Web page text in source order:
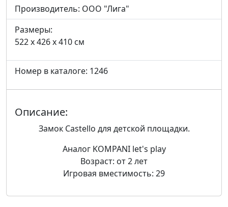
Производитель: ООО "Лига"
Размеры:
522 x 426 x 410 см
Номер в каталоге: 1246
Описание:
Замок Castello для детской площадки.
Аналог KOMPANI let's play
Возраст: от 2 лет
Игровая вместимость: 29